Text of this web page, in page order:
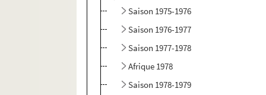
Saison 1975-1976
Saison 1976-1977
Saison 1977-1978
Afrique 1978
Saison 1978-1979